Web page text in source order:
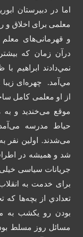
اما در دبیرستان
معلمی برای اخلاق و
و قهرمانی‌های
درآن زمان كه
نمي‌دادند ابراهيم
مي‌آمد. چهره‌ای
از او معلمی کامل
موقع می‌خندید و به
حیاط مدرسه
می‌شدند. اولین نفر
شد و همیشه در
جریانات سیاسی
برای خدمت به
تعدادي از بچه‌ها كه
بودن رو يكشب به
مسائل روز مسلط